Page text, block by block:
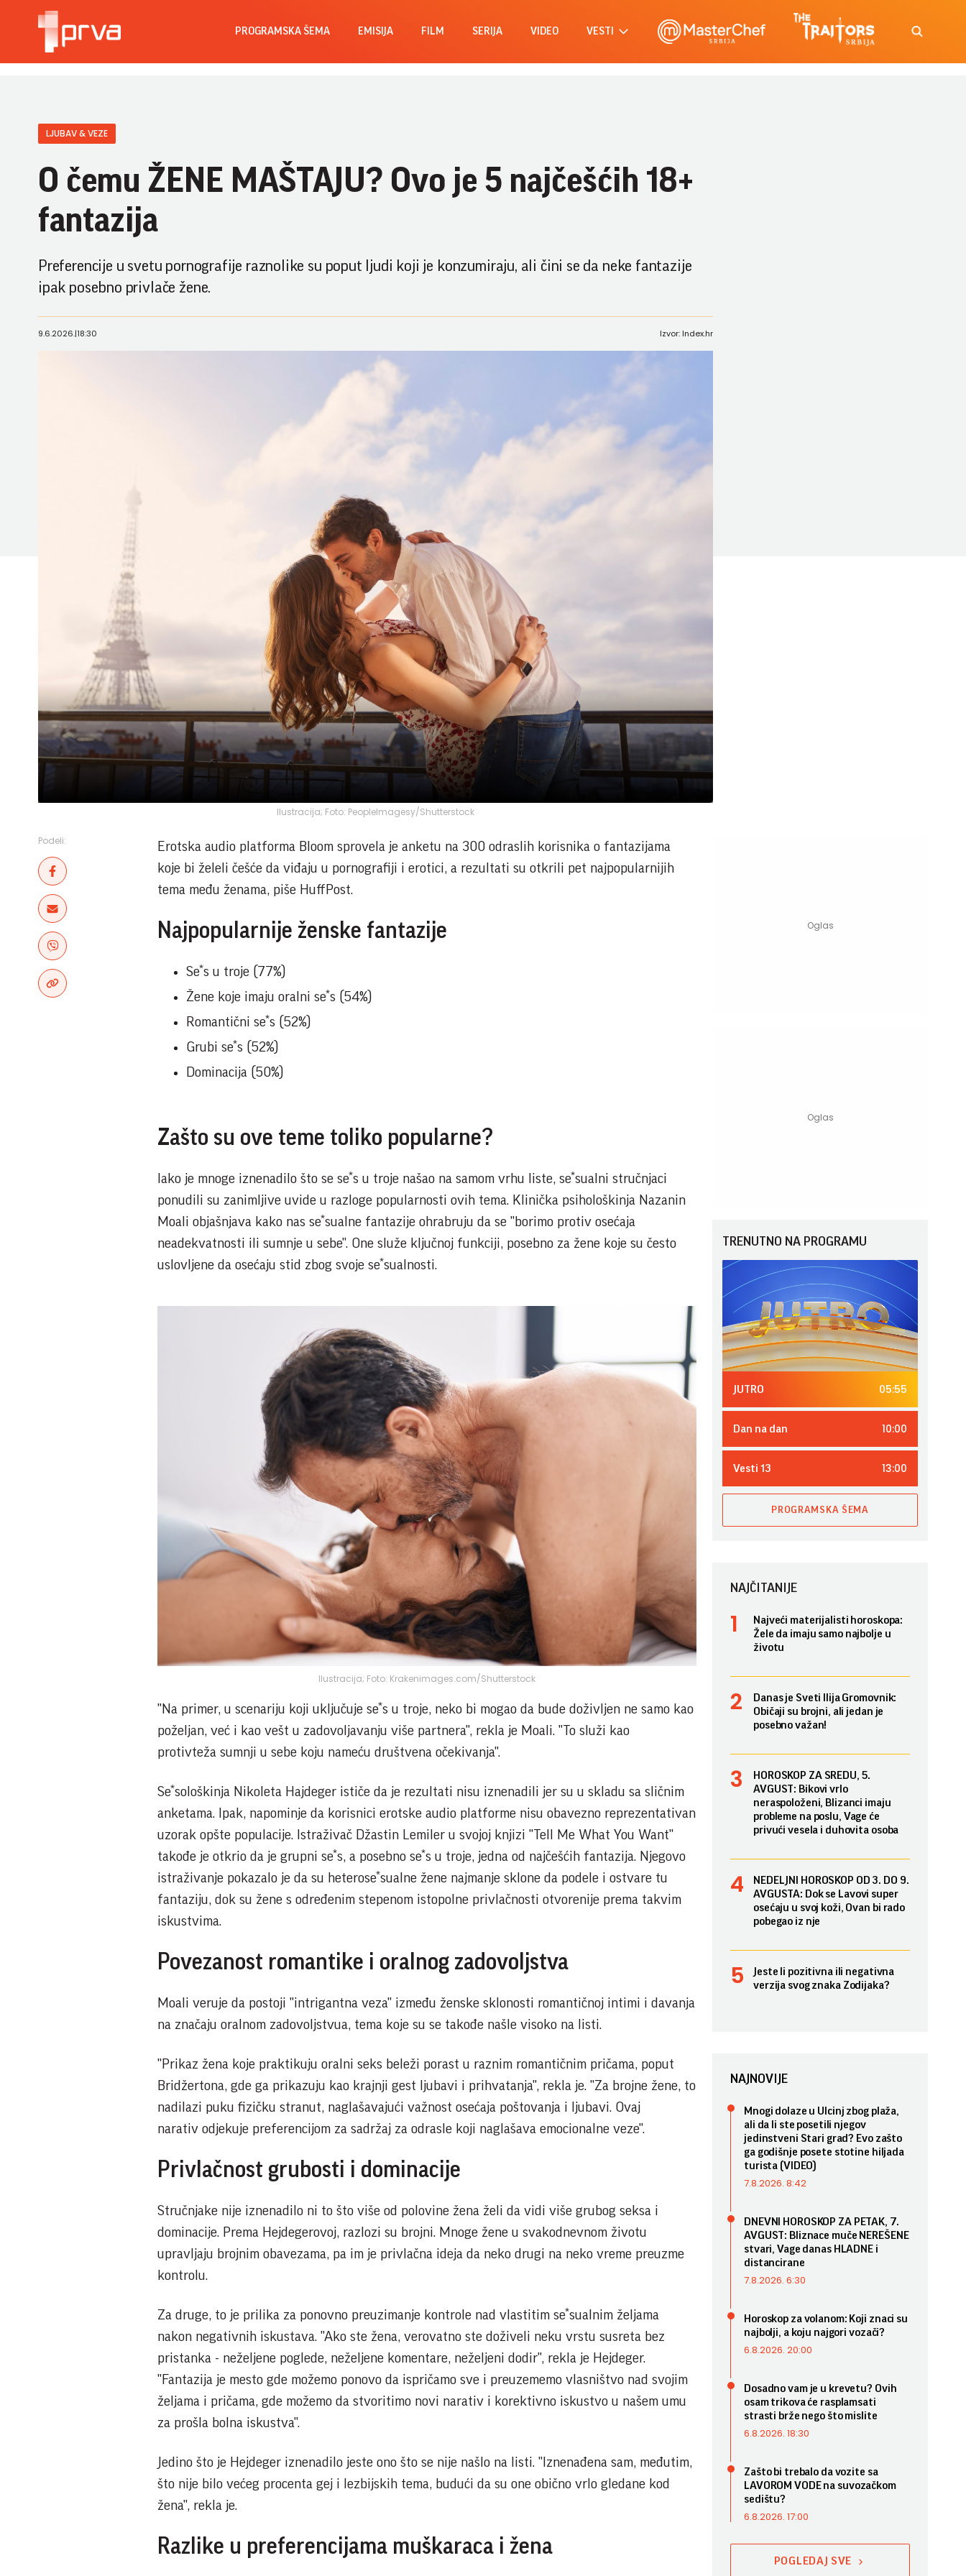
PROGRAMSKA ŠEMA EMISIJA FILM SERIJA VIDEO VESTI
LJUBAV & VEZE
O čemu ŽENE MAŠTAJU? Ovo je 5 najčešćih 18+
fantazija
Preferencije u svetu pornografije raznolike su poput ljudi koji je konzumiraju, ali čini se da neke fantazije
ipak posebno privlače žene.
Ilustracija; Foto: PeopleImagesy/Shutterstock
9.6.2026.|18:30 Izvor: Index.hr
Podeli:
Erotska audio platforma Bloom sprovela je anketu na 300 odraslih korisnika o fantazijama
koje bi želeli češće da viđaju u pornografiji i erotici, a rezultati su otkrili pet najpopularnijih
tema među ženama, piše HuffPost.
Najpopularnije ženske fantazije
Se*s u troje (77%)
Žene koje imaju oralni se*s (54%)
Romantični se*s (52%)
Grubi se*s (52%)
Dominacija (50%)
Zašto su ove teme toliko popularne?
Iako je mnoge iznenadilo što se se*s u troje našao na samom vrhu liste, se*sualni stručnjaci
ponudili su zanimljive uvide u razloge popularnosti ovih tema. Klinička psihološkinja Nazanin
Moali objašnjava kako nas se*sualne fantazije ohrabruju da se "borimo protiv osećaja
neadekvatnosti ili sumnje u sebe". One služe ključnoj funkciji, posebno za žene koje su često
uslovljene da osećaju stid zbog svoje se*sualnosti.
Ilustracija; Foto: Krakenimages.com/Shutterstock
"Na primer, u scenariju koji uključuje se*s u troje, neko bi mogao da bude doživljen ne samo kao
poželjan, već i kao vešt u zadovoljavanju više partnera", rekla je Moali. "To služi kao
protivteža sumnji u sebe koju nameću društvena očekivanja".
Se*sološkinja Nikoleta Hajdeger ističe da je rezultati nisu iznenadili jer su u skladu sa sličnim
anketama. Ipak, napominje da korisnici erotske audio platforme nisu obavezno reprezentativan
uzorak opšte populacije. Istraživač Džastin Lemiler u svojoj knjizi "Tell Me What You Want"
takođe je otkrio da je grupni se*s, a posebno se*s u troje, jedna od najčešćih fantazija. Njegovo
istraživanje pokazalo je da su heterose*sualne žene najmanje sklone da podele i ostvare tu
fantaziju, dok su žene s određenim stepenom istopolne privlačnosti otvorenije prema takvim
iskustvima.
Povezanost romantike i oralnog zadovoljstva
Moali veruje da postoji "intrigantna veza" između ženske sklonosti romantičnoj intimi i davanja
na značaju oralnom zadovoljstvua, tema koje su se takođe našle visoko na listi.
"Prikaz žena koje praktikuju oralni seks beleži porast u raznim romantičnim pričama, poput
Bridžertona, gde ga prikazuju kao krajnji gest ljubavi i prihvatanja", rekla je. "Za brojne žene, to
nadilazi puku fizičku stranut, naglašavajući važnost osećaja poštovanja i ljubavi. Ovaj
narativ odjekuje preferencijom za sadržaj za odrasle koji naglašava emocionalne veze".
Privlačnost grubosti i dominacije
Stručnjake nije iznenadilo ni to što više od polovine žena želi da vidi više grubog seksa i
dominacije. Prema Hejdegerovoj, razlozi su brojni. Mnoge žene u svakodnevnom životu
upravljaju brojnim obavezama, pa im je privlačna ideja da neko drugi na neko vreme preuzme
kontrolu.
Za druge, to je prilika za ponovno preuzimanje kontrole nad vlastitim se*sualnim željama
nakon negativnih iskustava. "Ako ste žena, verovatno ste doživeli neku vrstu susreta bez
pristanka - neželjene poglede, neželjene komentare, neželjeni dodir", rekla je Hejdeger.
"Fantazija je mesto gde možemo ponovo da ispričamo sve i preuzememo vlasništvo nad svojim
željama i pričama, gde možemo da stvoritimo novi narativ i korektivno iskustvo u našem umu
za prošla bolna iskustva".
Jedino što je Hejdeger iznenadilo jeste ono što se nije našlo na listi. "Iznenađena sam, međutim,
što nije bilo većeg procenta gej i lezbijskih tema, budući da su one obično vrlo gledane kod
žena", rekla je.
Razlike u preferencijama muškaraca i žena
TRENUTNO NA PROGRAMU
JUTRO 05:55
Dan na dan 10:00
Vesti 13 13:00
PROGRAMSKA ŠEMA
NAJČITANIJE
Najveći materijalisti horoskopa:
Žele da imaju samo najbolje u
životu
Danas je Sveti Ilija Gromovnik:
Običaji su brojni, ali jedan je
posebno važan!
HOROSKOP ZA SREDU, 5.
AVGUST: Bikovi vrlo
neraspoloženi, Blizanci imaju
probleme na poslu, Vage će
privući vesela i duhovita osoba
NEDELJNI HOROSKOP OD 3. DO 9.
AVGUSTA: Dok se Lavovi super
osećaju u svoj koži, Ovan bi rado
pobegao iz nje
Jeste li pozitivna ili negativna
verzija svog znaka Zodijaka?
NAJNOVIJE
Mnogi dolaze u Ulcinj zbog plaža,
ali da li ste posetili njegov
jedinstveni Stari grad? Evo zašto
ga godišnje posete stotine hiljada
turista (VIDEO)
7.8.2026. 8:42
DNEVNI HOROSKOP ZA PETAK, 7.
AVGUST: Bliznace muče NEREŠENE
stvari, Vage danas HLADNE i
distancirane
7.8.2026. 6:30
Horoskop za volanom: Koji znaci su
najbolji, a koju najgori vozači?
6.8.2026. 20:00
Dosadno vam je u krevetu? Ovih
osam trikova će rasplamsati
strasti brže nego što mislite
6.8.2026. 18:30
Zašto bi trebalo da vozite sa
LAVOROM VODE na suvozačkom
sedištu?
6.8.2026. 17:00
POGLEDAJ SVE